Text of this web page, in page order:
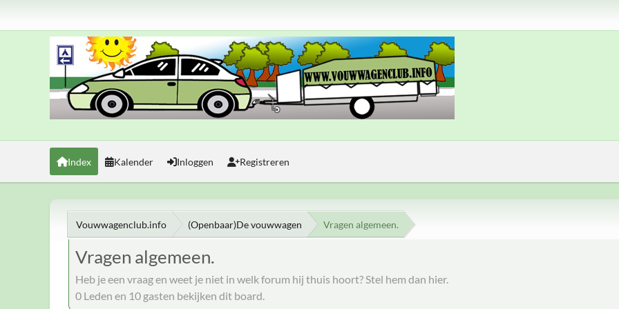
Index Kalender Inloggen Registreren
Vouwwagenclub.info (Openbaar)De vouwwagen Vragen algemeen.
Vragen algemeen.
Heb je een vraag en weet je niet in welk forum hij thuis hoort? Stel hem dan hier.
0 Leden en 10 gasten bekijken dit board.